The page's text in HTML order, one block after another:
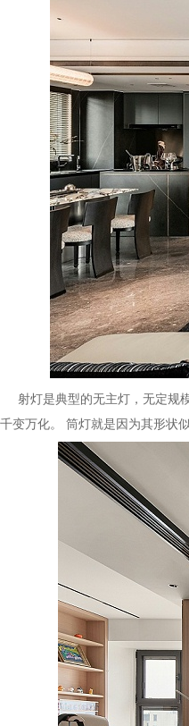
射灯是典型的无主灯，无定规
千变万化。 筒灯就是因为其形状